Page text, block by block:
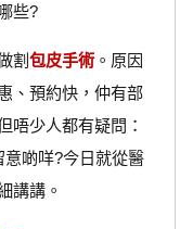
些?
割包皮手術。原因
、預約快，仲有部
唔少人都有疑問：
啲咩?今日就從醫
講講。